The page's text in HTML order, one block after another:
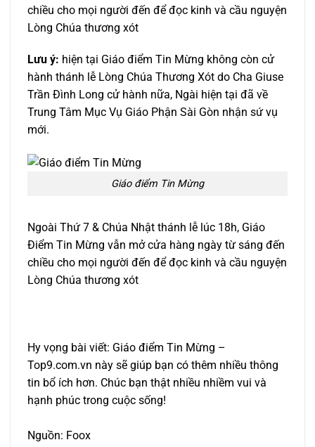
chiều cho mọi người đến để đọc kinh và cầu nguyện
Lòng Chúa thương xót
Lưu ý: hiện tại Giáo điểm Tin Mừng không còn cử
hành thánh lễ Lòng Chúa Thương Xót do Cha Giuse
Trần Đình Long cử hành nữa, Ngài hiện tại đã về
Trung Tâm Mục Vụ Giáo Phận Sài Gòn nhận sứ vụ
mới.
Giáo điểm Tin Mừng
Ngoài Thứ 7 & Chúa Nhật thánh lễ lúc 18h, Giáo
Điểm Tin Mừng vẫn mở cửa hàng ngày từ sáng đến
chiều cho mọi người đến để đọc kinh và cầu nguyện
Lòng Chúa thương xót
Hy vọng bài viết: Giáo điểm Tin Mừng –
Top9.com.vn này sẽ giúp bạn có thêm nhiều thông
tin bổ ích hơn. Chúc bạn thật nhiều nhiềm vui và
hạnh phúc trong cuộc sống!
Nguồn: Foox